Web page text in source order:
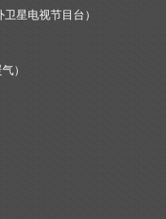
星电视节目台）
）